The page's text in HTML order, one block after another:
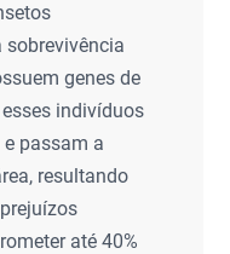
sobrevivência
genes de
indivíduos
passam a
resultando
até 40%